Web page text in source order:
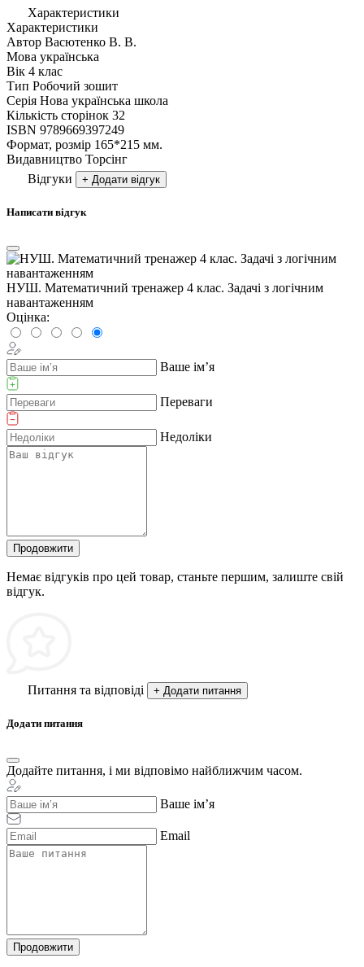
Характеристики
Характеристики
Автор Васютенко В. В.
Мова українська
Вік 4 клас
Тип Робочий зошит
Серія Нова українська школа
Кількість сторінок 32
ISBN 9789669397249
Формат, розмір 165*215 мм.
Видавництво Торсiнг
Відгуки
+ Додати відгук
Написати відгук
НУШ. Математичний тренажер 4 клас. Задачі з логічним
навантаженням
Оцінка:
Ваше ім’я
Переваги
Недоліки
Продовжити
Немає відгуків про цей товар, станьте першим, залиште свій
відгук.
Питання та відповіді + Додати питання
Додати питання
Додайте питання, і ми відповімо найближчим часом.
Ваше ім’я
Email
Продовжити